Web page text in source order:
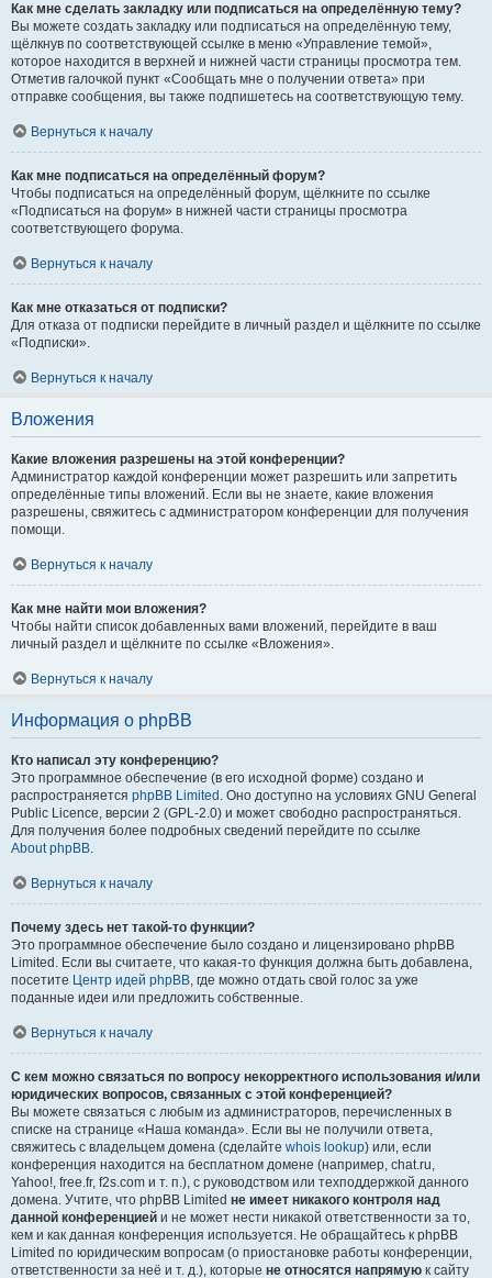
Как мне сделать закладку или подписаться на определённую тему?
Вы можете создать закладку или подписаться на определённую тему,
щёлкнув по соответствующей ссылке в меню «Управление темой»,
которое находится в верхней и нижней части страницы просмотра тем.
Отметив галочкой пункт «Сообщать мне о получении ответа» при
отправке сообщения, вы также подпишетесь на соответствующую тему.
Вернуться к началу
Как мне подписаться на определённый форум?
Чтобы подписаться на определённый форум, щёлкните по ссылке
«Подписаться на форум» в нижней части страницы просмотра
соответствующего форума.
Вернуться к началу
Как мне отказаться от подписки?
Для отказа от подписки перейдите в личный раздел и щёлкните по ссылке
«Подписки».
Вернуться к началу
Вложения
Какие вложения разрешены на этой конференции?
Администратор каждой конференции может разрешить или запретить
определённые типы вложений. Если вы не знаете, какие вложения
разрешены, свяжитесь с администратором конференции для получения
помощи.
Вернуться к началу
Как мне найти мои вложения?
Чтобы найти список добавленных вами вложений, перейдите в ваш
личный раздел и щёлкните по ссылке «Вложения».
Вернуться к началу
Информация о phpBB
Кто написал эту конференцию?
Это программное обеспечение (в его исходной форме) создано и
распространяется phpBB Limited . Оно доступно на условиях GNU General
Public Licence, версии 2 (GPL-2.0) и может свободно распространяться.
Для получения более подробных сведений перейдите по ссылке
About phpBB.
Вернуться к началу
Почему здесь нет такой-то функции?
Это программное обеспечение было создано и лицензировано phpBB
Limited. Если вы считаете, что какая-то функция должна быть добавлена,
посетите Центр идей phpBB, где можно отдать свой голос за уже
поданные идеи или предложить собственные.
Вернуться к началу
С кем можно связаться по вопросу некорректного использования и/или
юридических вопросов, связанных с этой конференцией?
Вы можете связаться с любым из администраторов, перечисленных в
списке на странице «Наша команда». Если вы не получили ответа,
свяжитесь с владельцем домена (сделайте whois lookup) или, если
конференция находится на бесплатном домене (например, chat.ru,
Yahoo!, free.fr, f2s.com и т. п.), с руководством или техподдержкой данного
домена. Учтите, что phpBB Limited не имеет никакого контроля над
данной конференцией и не может нести никакой ответственности за то,
кем и как данная конференция используется. Не обращайтесь к phpBB
Limited по юридическим вопросам (о приостановке работы конференции,
ответственности за неё и т. д.), которые не относятся напрямую к сайту